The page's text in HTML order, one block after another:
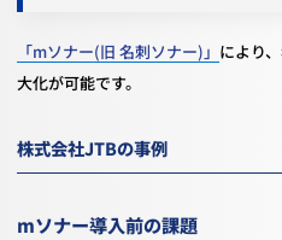
「mソナー(旧 名刺ソナー)」 により
大化が可能です。
株式会社JTBの事例
mソナー導入前の課題